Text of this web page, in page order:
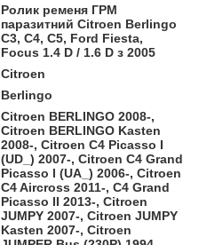
Ролик ременя ГРМ
паразитний Citroen Berlingo
C3, C4, C5, Ford Fiesta,
Focus 1.4 D / 1.6 D з 2005
Citroen
Berlingo
Citroen BERLINGO 2008-,
Citroen BERLINGO Kasten
2008-, Citroen C4 Picasso I
(UD_) 2007-, Citroen C4 Grand
Picasso I (UA_) 2006-, Citroen
C4 Aircross 2011-, C4 Grand
Picasso II 2013-, Citroen
JUMPY 2007-, Citroen JUMPY
Kasten 2007-, Citroen